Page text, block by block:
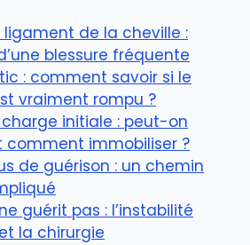
ligament de la cheville :
blessure fréquente
: comment savoir si le
vraiment rompu ?
charge initiale : peut-on
comment immobiliser ?
de guérison : un chemin
guérit pas : l’instabilité
la chirurgie